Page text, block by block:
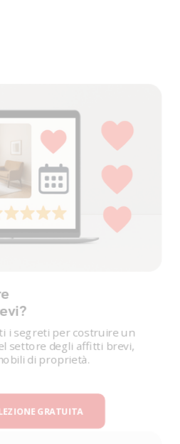
i segreti per costruire un
settore degli affitti brevi,
di proprietà.
GRATUITA